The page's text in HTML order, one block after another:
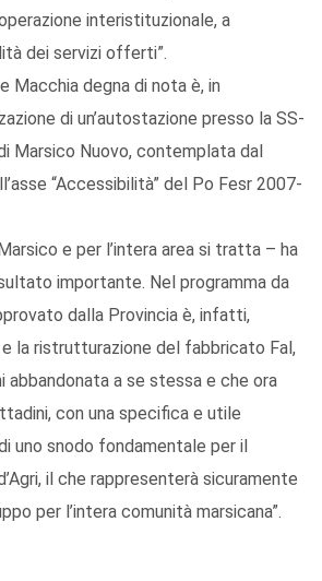
interistituzionale, a
dei servizi offerti”.
Macchia degna di nota è, in
di un’autostazione presso la SS-
Marsico Nuovo, contemplata dal
“Accessibilità” del Po Fesr 2007-
e per l’intera area si tratta – ha
importante. Nel programma da
dalla Provincia è, infatti,
la ristrutturazione del fabbricato Fal,
abbandonata a se stessa e che ora
con una specifica e utile
uno snodo fondamentale per il
il che rappresenterà sicuramente
per l’intera comunità marsicana”.